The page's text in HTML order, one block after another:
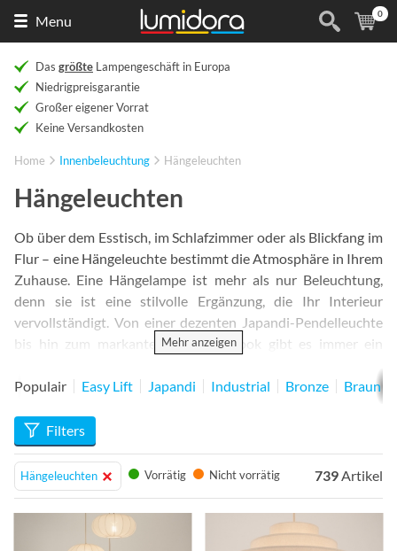
Menu (
0
Das größte Lampengeschäft in Europa
Niedrigpreisgarantie
Großer eigener Vorrat
Keine Versandkosten
Home Innenbeleuchtung Hängeleuchten
Hängeleuchten
Ob über dem Esstisch, im Schlafzimmer oder als Blickfang im
Flur – eine Hängeleuchte bestimmt die Atmosphäre in Ihrem
Zuhause. Eine Hängelampe ist mehr als nur Beleuchtung,
denn sie ist eine stilvolle Ergänzung, die Ihr Interieur
vervollständigt. Von einer dezenten Japandi-Pendelleuchte
bis hin zum markanten Industrie-Look gibt es immer ein
Farben wie Beige, Bronze oder Gold und entdecke das große
Rietveld Licht. Hier finden Sie die perfekte Kombination aus
Design, Funktionalität und Atmosphäre.
Mehr anzeigen
Populair Easy Lift Japandi Industrial Bronze Braun
Filters
Hängeleuchten Vorrätig Nicht vorrätig 739Artikel
Info Info